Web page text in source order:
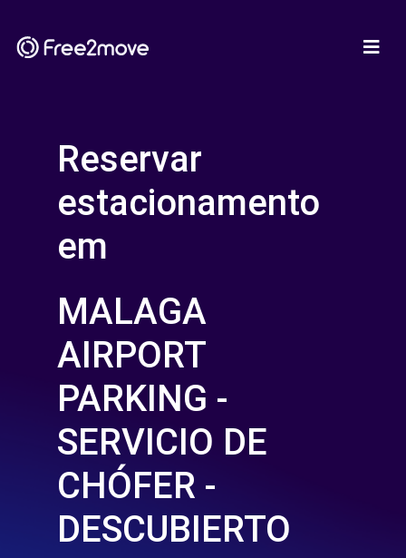
Reservar
estacionamento
em
MALAGA
AIRPORT
PARKING -
SERVICIO DE
CHÓFER -
DESCUBIERTO